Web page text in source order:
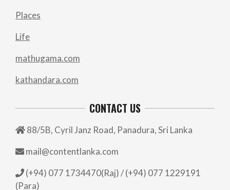
Places
Life
mathugama.com
kathandara.com
CONTACT US
88/5B, Cyril Janz Road, Panadura, Sri Lanka
mail@contentlanka.com
(+94) 077 1734470(Raj) / (+94) 077 1229191
(Para)